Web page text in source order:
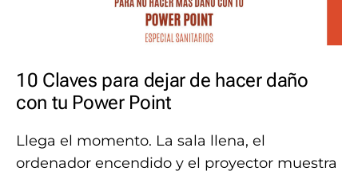
10 Claves para dejar de hacer daño
con tu Power Point
Llega el momento. La sala llena, el
ordenador encendido y el proyector muestra